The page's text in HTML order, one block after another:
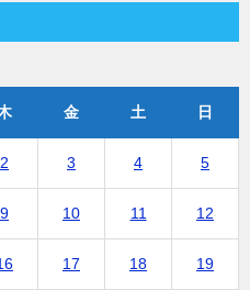
金 土 日
2 3 4 5
9 10 11 12
17 18 19